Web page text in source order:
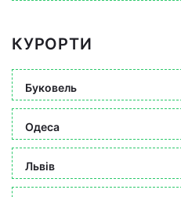
КУРОРТИ
Буковель
Одеса
Львів